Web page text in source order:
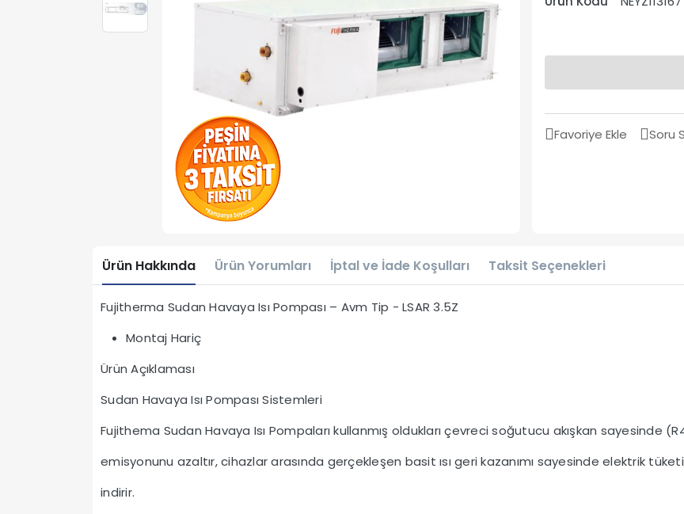
Favoriye Ekle Soru
Ürün Hakkında Ürün Yorumları İptal ve İade Koşulları Taksit Seçenekleri
Fujitherma Sudan Havaya Isı Pompası – Avm Tip - LSAR 3.5Z
Montaj Hariç
Ürün Açıklaması
Sudan Havaya Isı Pompası Sistemleri
Fujithema Sudan Havaya Isı Pompaları kullanmış oldukları çevreci soğutucu akışkan sayesinde
emisyonunu azaltır, cihazlar arasında gerçekleşen basit ısı geri kazanımı sayesinde elektrik
indirir.